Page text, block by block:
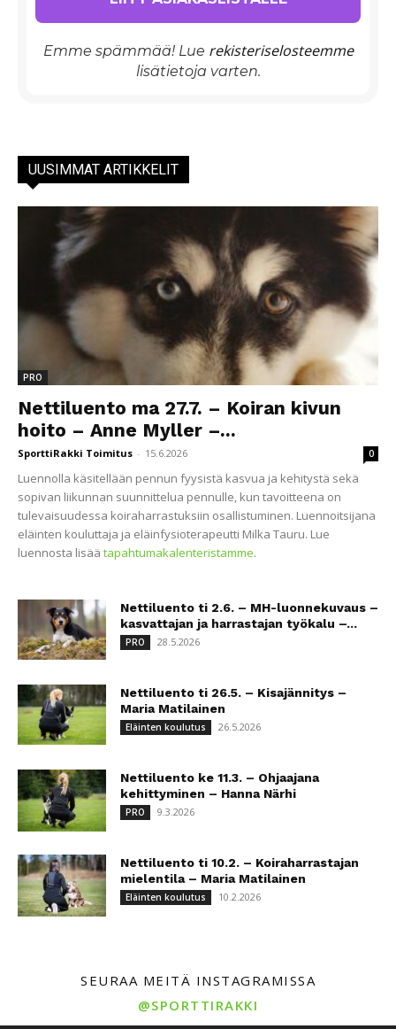
Emme spämmää! Lue rekisteriselosteemme
lisätietoja varten.
UUSIMMAT ARTIKKELIT
PRO
Nettiluento ma 27.7. – Koiran kivun
hoito – Anne Myller –...
SporttiRakki Toimitus - 15.6.2026 0
Luennolla käsitellään pennun fyysistä kasvua ja kehitystä sekä
sopivan liikunnan suunnittelua pennulle, kun tavoitteena on
tulevaisuudessa koiraharrastuksiin osallistuminen. Luennoitsijana
eläinten kouluttaja ja eläinfysioterapeutti Milka Tauru. Lue
luennosta lisää tapahtumakalenteristamme.
Nettiluento ti 2.6. – MH-luonnekuvaus –
kasvattajan ja harrastajan työkalu –...
PRO 28.5.2026
Nettiluento ti 26.5. – Kisajännitys –
Maria Matilainen
Eläinten koulutus 26.5.2026
Nettiluento ke 11.3. – Ohjaajana
kehittyminen – Hanna Närhi
PRO 9.3.2026
Nettiluento ti 10.2. – Koiraharrastajan
mielentila – Maria Matilainen
Eläinten koulutus 10.2.2026
SEURAA MEITÄ INSTAGRAMISSA
@SPORTTIRAKKI